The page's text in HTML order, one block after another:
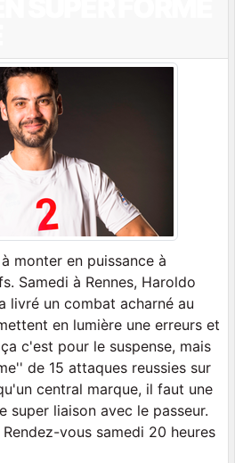
monter en puissance à
Samedi à Rennes, Haroldo
livré un combat acharné au
en lumière une erreurs et
c'est pour le suspense, mais
de 15 attaques reussies sur
central marque, il faut une
super liaison avec le passeur.
vous samedi 20 heures